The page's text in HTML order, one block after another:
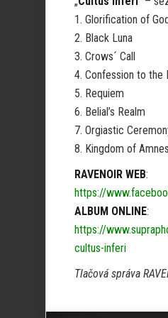
1. Glorification of
2. Black Luna
3. Crows´ Call
4. Confession to the
5. Requiem
6. Belial’s Realm
7. Orgiastic
8. Kingdom of
RAVENOIR WEB:
https://
ALBUM ONLINE:
https://
cultus-inferi
Tlačová správa